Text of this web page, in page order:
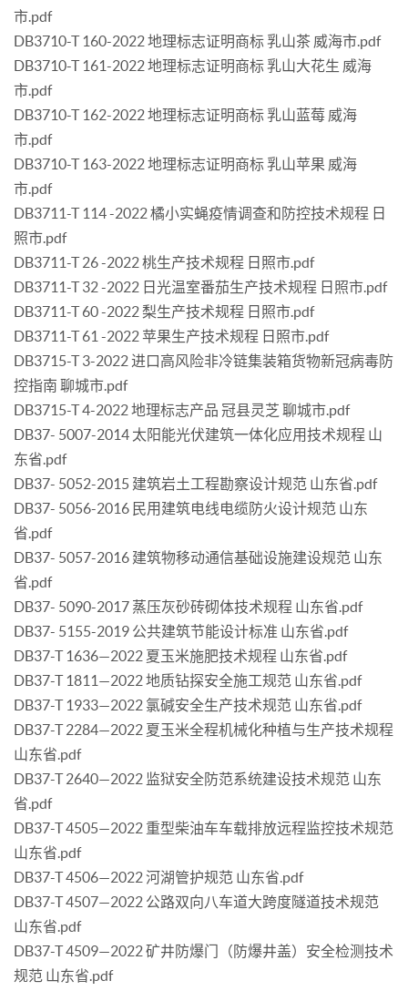
市.pdf
DB3710-T 160-2022 地理标志证明商标 乳山茶 威海市.pdf
DB3710-T 161-2022 地理标志证明商标 乳山大花生 威海
市.pdf
DB3710-T 162-2022 地理标志证明商标 乳山蓝莓 威海
市.pdf
DB3710-T 163-2022 地理标志证明商标 乳山苹果 威海
市.pdf
DB3711-T 114 -2022 橘小实蝇疫情调查和防控技术规程 日
照市.pdf
DB3711-T 26 -2022 桃生产技术规程 日照市.pdf
DB3711-T 32 -2022 日光温室番茄生产技术规程 日照市.pdf
DB3711-T 60 -2022 梨生产技术规程 日照市.pdf
DB3711-T 61 -2022 苹果生产技术规程 日照市.pdf
DB3715-T 3-2022 进口高风险非冷链集装箱货物新冠病毒防
控指南 聊城市.pdf
DB3715-T 4-2022 地理标志产品 冠县灵芝 聊城市.pdf
DB37- 5007-2014 太阳能光伏建筑一体化应用技术规程 山
东省.pdf
DB37- 5052-2015 建筑岩土工程勘察设计规范 山东省.pdf
DB37- 5056-2016 民用建筑电线电缆防火设计规范 山东
省.pdf
DB37- 5057-2016 建筑物移动通信基础设施建设规范 山东
省.pdf
DB37- 5090-2017 蒸压灰砂砖砌体技术规程 山东省.pdf
DB37- 5155-2019 公共建筑节能设计标准 山东省.pdf
DB37-T 1636—2022 夏玉米施肥技术规程 山东省.pdf
DB37-T 1811—2022 地质钻探安全施工规范 山东省.pdf
DB37-T 1933—2022 氯碱安全生产技术规范 山东省.pdf
DB37-T 2284—2022 夏玉米全程机械化种植与生产技术规程
山东省.pdf
DB37-T 2640—2022 监狱安全防范系统建设技术规范 山东
省.pdf
DB37-T 4505—2022 重型柴油车车载排放远程监控技术规范
山东省.pdf
DB37-T 4506—2022 河湖管护规范 山东省.pdf
DB37-T 4507—2022 公路双向八车道大跨度隧道技术规范
山东省.pdf
DB37-T 4509—2022 矿井防爆门（防爆井盖）安全检测技术
规范 山东省.pdf